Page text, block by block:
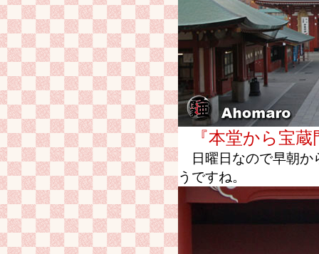
『本堂から宝
日曜日なので早朝か
うですね。